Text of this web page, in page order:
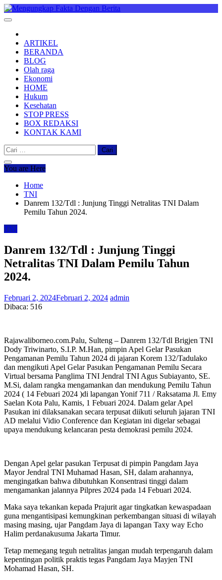
Skip
to
ARTIKEL
BERANDA
BLOG
Olah raga
Ekonomi
HOME
Hukum
Kesehatan
STOP PRESS
BOX REDAKSI
KONTAK KAMI
Cari
untuk:
You are Here
Home
TNI
Danrem 132/Tdl : Junjung Tinggi Netralitas TNI Dalam
Pemilu Tahun 2024.
TNI
Danrem 132/Tdl : Junjung Tinggi
Netralitas TNI Dalam Pemilu Tahun
2024.
Februari 2, 2024Februari 2, 2024 admin
Dibaca: 516
Rajawaliborneo.com.Palu, Sulteng – Danrem 132/Tdl Brigjen TNI
Dody Triwinarto, S.I.P. M.Han, pimpin Apel Gelar Pasukan
Pengamanan Pemilu Tahun 2024 di jajaran Korem 132/Tadulako
dan mengikuti Apel Gelar Pasukan Pengamanan Pemilu Secara
Virtual bersama Panglima TNI Jendral TNI Agus Subiayanto, SE.
M.Si, dalam rangka mengamankan dan mendukung Pemilu Tahun
2024 ( 14 Febuari 2024 )di lapangan Yonif 711 / Raksatama Jl. Emy
Saelan Kota Palu, Kamis, 1 Febuari 2024. Dalam gelar Apel
Pasukan ini dilaksanakan secara terpusat diikuti seluruh jajaran TNI
AD melalui Vidio Conference dan Kegiatan ini digelar sebagai
upaya mendukung kelancaran pesta demokrasi pemilu 2024.
Dengan Apel gelar pasukan Terpusat di pimpin Pangdam Jaya
Mayor Jendral TNI Muhamad Hasan, SH, dalam arahannya,
mengingatkan bahwa dibutuhkan Konsentrasi tinggi dalam
mengamankan jalannya Pilpres 2024 pada 14 Febuari 2024.
Maka saya tekankan kepada Prajurit agar tingkatkan kewaspadaan
guna mengantisipasi kemungkinan perkembangan situasi di wilayah
masing masing, ujar Pangdam Jaya di lapangan Taxy way Echo
Halim perdanakusuma Jakarta Timur.
Tetap memegang teguh netralitas jangan mudah terpengaruh dalam
kepentingan politik praktis tegas Pangdam Jaya Mayjen TNI
Mohamad Hasan, SH.